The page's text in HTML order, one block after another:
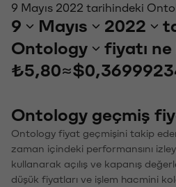
9 Mayıs 2022 tarihindeki
9 Mayıs 2022
Ontology
fiyatı ne
₺5,80≈
Ontology geçmiş
Ontology fiyat geçmişini takip
zaman içindeki performansını
kullanarak açılış ve kapanış
düşük fiyatları ve işlem hacmini